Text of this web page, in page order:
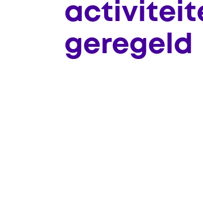
geregeld